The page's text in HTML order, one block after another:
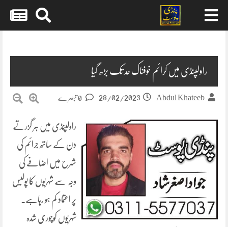
راولپنڈی میں کرائم خوفناک حد تک بڑھ گیا
Abdul Khateeb
28/02/2023
راولپنڈی میں ہر گزرتے
دن کے ساتھ جرائم کی
شرح میں اضافے کی
وجہ سے شہریوں کا پولیس
پر اعتماد کم ہو رہاہے۔
شہریوں کوچوری شدہ